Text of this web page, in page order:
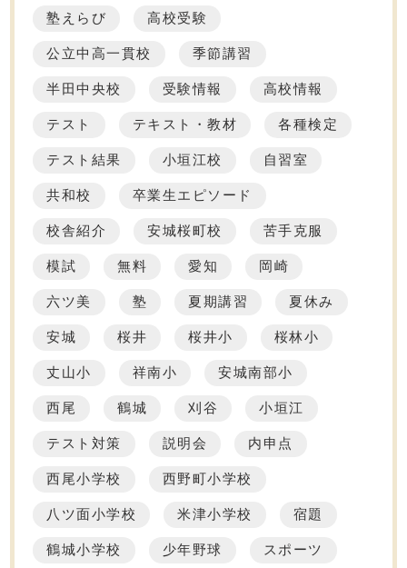
塾えらび 高校受験
公立中高一貫校 季節講習
半田中央校 受験情報 高校情報
テスト テキスト・教材 各種検定
テスト結果 小垣江校 自習室
共和校 卒業生エピソード
校舎紹介 安城桜町校 苦手克服
模試 無料 愛知 岡崎
六ツ美 塾 夏期講習 夏休み
安城 桜井 桜井小 桜林小
丈山小 祥南小 安城南部小
西尾 鶴城 刈谷 小垣江
テスト対策 説明会 内申点
西尾小学校 西野町小学校
八ツ面小学校 米津小学校 宿題
鶴城小学校 少年野球 スポーツ